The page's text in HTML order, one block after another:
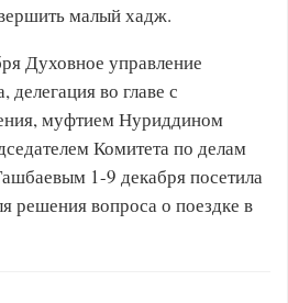
малый хадж.
Духовное управление
делегация во главе с
муфтием Нуриддином
Комитета по делам
1-9 декабря посетила
решения вопроса о поездке в